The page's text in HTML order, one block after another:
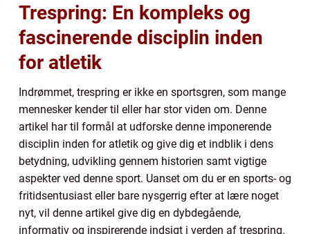
Trespring: En kompleks og
fascinerende disciplin inden
for atletik
Indrømmet, trespring er ikke en sportsgren, som mange
mennesker kender til eller har stor viden om. Denne
artikel har til formål at udforske denne imponerende
disciplin inden for atletik og give dig et indblik i dens
betydning, udvikling gennem historien samt vigtige
aspekter ved denne sport. Uanset om du er en sports- og
fritidsentusiast eller bare nysgerrig efter at lære noget
nyt, vil denne artikel give dig en dybdegående,
informativ og inspirerende indsigt i verden af trespring.